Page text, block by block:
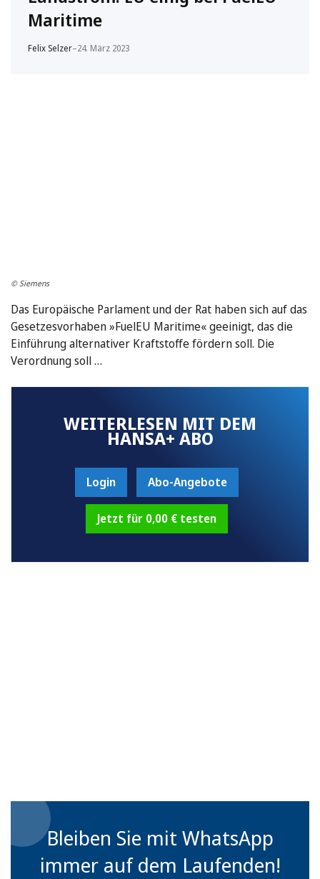
Maritime
Felix Selzer–24. März 2023
© Siemens
Das Europäische Parlament und der Rat haben sich auf das
Gesetzesvorhaben »FuelEU Maritime« geeinigt, das die
Einführung alternativer Kraftstoffe fördern soll. Die
Verordnung soll …
WEITERLESEN MIT DEM
HANSA+ ABO
Login Abo-Angebote
Jetzt für 0,00 € testen
Bleiben Sie mit WhatsApp
immer auf dem Laufenden!